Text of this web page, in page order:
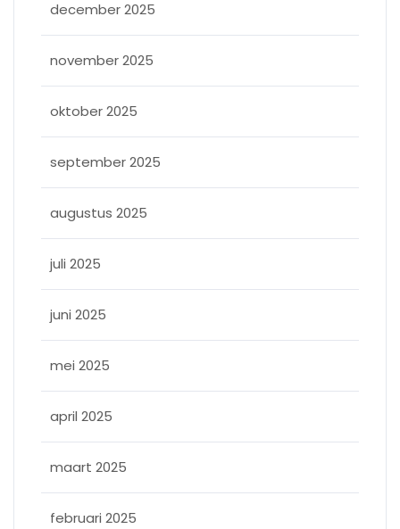
december 2025
november 2025
oktober 2025
september 2025
augustus 2025
juli 2025
juni 2025
mei 2025
april 2025
maart 2025
februari 2025